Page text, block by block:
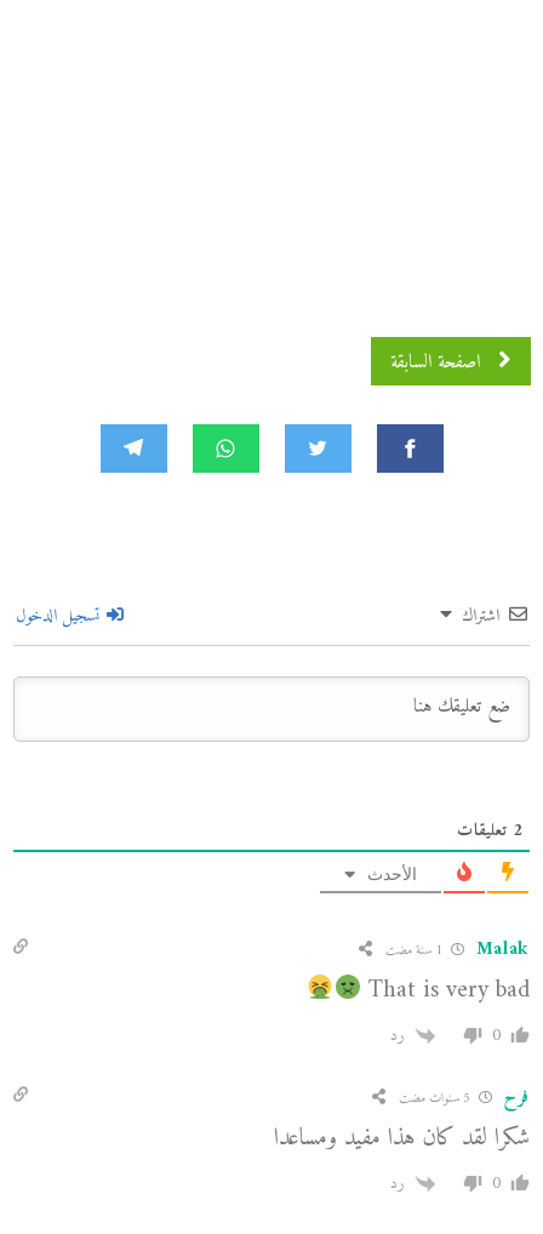
اصفحة السابقة
اشتراك تسجيل الدخول
2 تعليقات
الأحدث
Malak
That is very bad
0 رد
فرح
شكرا لقد كان هذا مفيد ومساعدا
0 رد